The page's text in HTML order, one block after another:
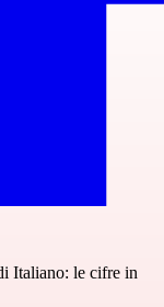
Italiano: le cifre in